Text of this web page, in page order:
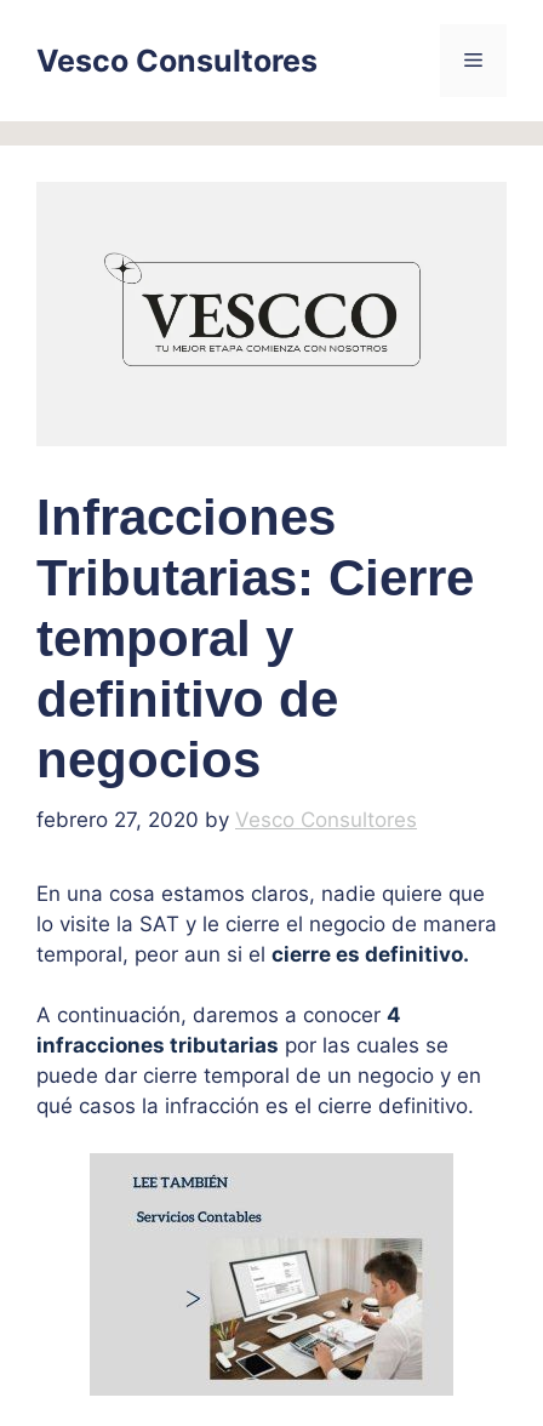
contentVesco Consultores Menu
Infracciones
Tributarias: Cierre
temporal y
definitivo de
negocios
febrero 27, 2020 by Vesco Consultores
En una cosa estamos claros, nadie quiere que
lo visite la SAT y le cierre el negocio de manera
temporal, peor aun si el cierre es definitivo.
A continuación, daremos a conocer 4
infracciones tributarias por las cuales se
puede dar cierre temporal de un negocio y en
qué casos la infracción es el cierre definitivo.